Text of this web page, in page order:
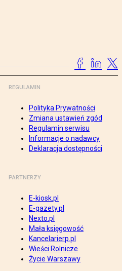
REGULAMIN
Polityka Prywatności
Zmiana ustawień zgód
Regulamin serwisu
Informacje o nadawcy
Deklaracja dostępności
PARTNERZY
E-kiosk.pl
E-gazety.pl
Nexto.pl
Mała księgowość
Kancelarierp.pl
Wieści Rolnicze
Życie Warszawy